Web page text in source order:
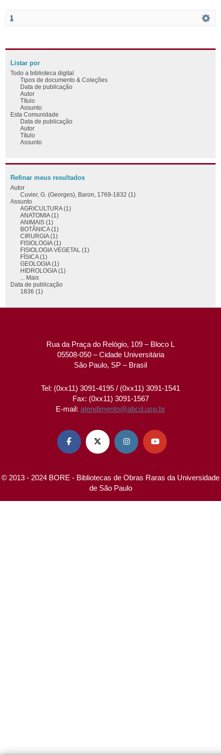
1
Listar por
Todo a biblioteca digital
Tipos de documento & Coleções
Data de publicação
Autor
Título
Assunto
Esta Comunidade
Data de publicação
Autor
Título
Assunto
Refinar meus resultados
Autor
Cuvier, G. (Georges), Baron, 1769-1832 (1)
Assunto
AGRICULTURA (1)
ANATOMIA (1)
ANIMAIS (1)
BOTÂNICA (1)
CIRURGIA (1)
FISIOLOGIA (1)
FISIOLOGIA VEGETAL (1)
FÍSICA (1)
GEOLOGIA (1)
HIDROLOGIA (1)
... Mais
Data de publicação
1836 (1)
Rua da Praça do Relógio, 109 – Bloco L
05508-050 – Cidade Universitária
São Paulo, SP – Brasil
Tel: (0xx11) 3091-4195 / (0xx11) 3091-1541
Fax: (0xx11) 3091-1567
E-mail: atendimento@abcd.usp.br
   
© 2013 - 2024 BORE - Bibliotecas de Obras Raras da Universidade
de São Paulo